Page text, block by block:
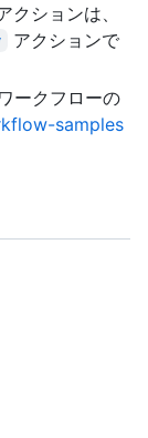
ションは、
アクションで
ークフローの
samples